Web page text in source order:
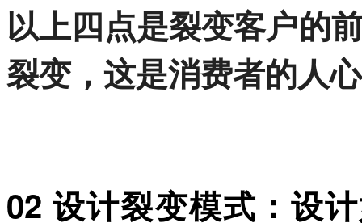
以上四点是裂变客户的
裂变，这是消费者的人
02 设计裂变模式：设